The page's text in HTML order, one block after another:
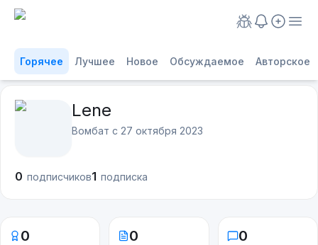
Горячее Лучшее Новое Обсуждаемое Авторское
Lene
Вомбат с 27 октября 2023
0 подписчиков1 подписка
0 0 0